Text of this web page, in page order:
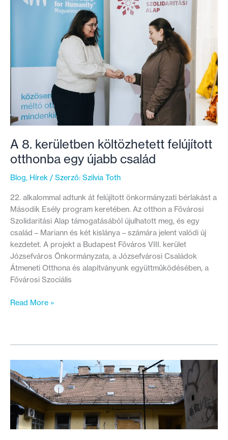
A 8. kerületben költözhetett felújított
otthonba egy újabb család
Blog, Hírek / Szerző: Szilvia Toth
22. alkalommal adtunk át felújított önkormányzati bérlakást a
Második Esély program keretében. Az otthon a Fővárosi
Szolidaritási Alap támogatásából újulhatott meg, és egy
család – Mariann és két kislánya – számára jelent valódi új
kezdetet. A projekt a Budapest Főváros VIII. kerület
Józsefváros Önkormányzata, a Józsefvárosi Családok
Átmeneti Otthona és alapítványunk együttműködésében, a
Fővárosi Szociális
A
otthonba
egy
újabb
Read More »